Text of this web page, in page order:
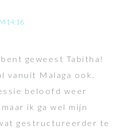
14:16
geweest Tabitha!
vanuit Malaga ook.
beloofd weer
ik ga wel mijn
gestructureerder te